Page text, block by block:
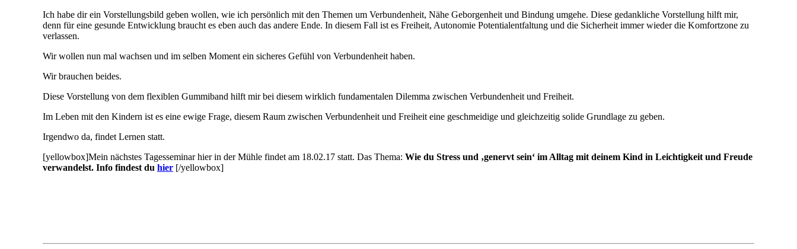
Ich habe dir ein Vorstellungsbild geben wollen, wie ich persönlich mit den Themen um Verbundenheit, Nähe Geborgenheit und Bindung umgehe. Diese gedankliche Vorstellung hilft mir,
denn für eine gesunde Entwicklung braucht es eben auch das andere Ende. In diesem Fall ist es Freiheit, Autonomie Potentialentfaltung und die Sicherheit immer wieder die Komfortzone zu
verlassen.
Wir wollen nun mal wachsen und im selben Moment ein sicheres Gefühl von Verbundenheit haben.
Wir brauchen beides.
Diese Vorstellung von dem flexiblen Gummiband hilft mir bei diesem wirklich fundamentalen Dilemma zwischen Verbundenheit und Freiheit.
Im Leben mit den Kindern ist es eine ewige Frage, diesem Raum zwischen Verbundenheit und Freiheit eine geschmeidige und gleichzeitig solide Grundlage zu geben.
Irgendwo da, findet Lernen statt.
[yellowbox]Mein nächstes Tagesseminar hier in der Mühle findet am 18.02.17 statt. Das Thema: Wie du Stress und ‚genervt sein‘ im Alltag mit deinem Kind in Leichtigkeit und Freude
verwandelst. Info findest du hier [/yellowbox]